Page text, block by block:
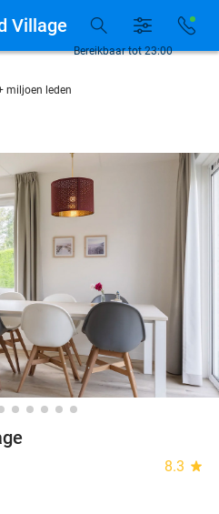
week beschikbaar
miljoen leden
week beschikbaar
miljoen leden
Bereikbaar tot 23:00
Village
8.3 star